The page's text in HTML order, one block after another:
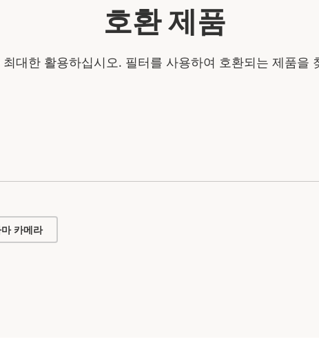
호환 제품
최대한 활용하십시오. 필터를 사용하여 호환되는 제품을
카메라